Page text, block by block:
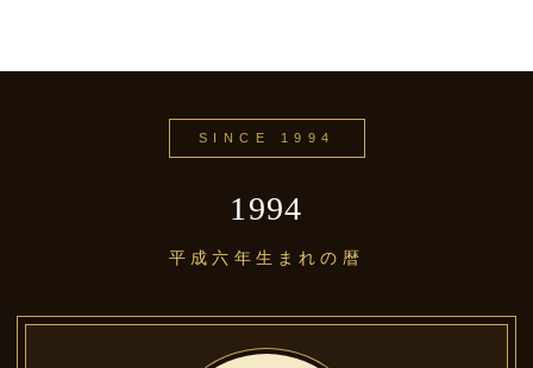
SINCE 1994
1994
平成六年生まれの暦